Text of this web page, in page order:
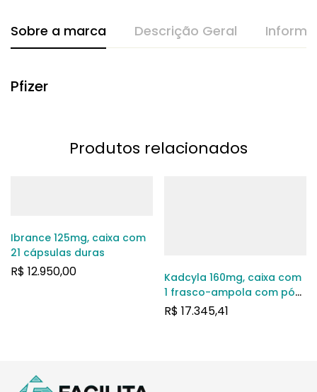
Sobre a marca Descrição Geral
Pfizer
Produtos relacionados
Ibrance 125mg, caixa com
21 cápsulas duras
R$ 12.950,00
Kadcyla 160mg, caixa com
1 frasco-ampola com pó
para solução de uso
R$ 17.345,41